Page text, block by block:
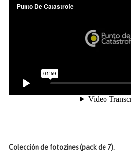
Colección de fotozines (pack de 7).